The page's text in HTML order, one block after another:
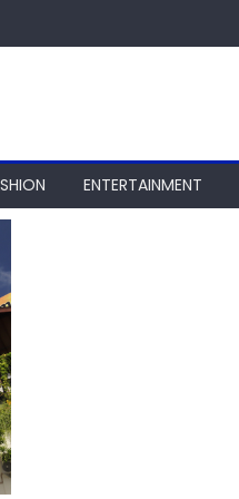
ENTERTAINMENT